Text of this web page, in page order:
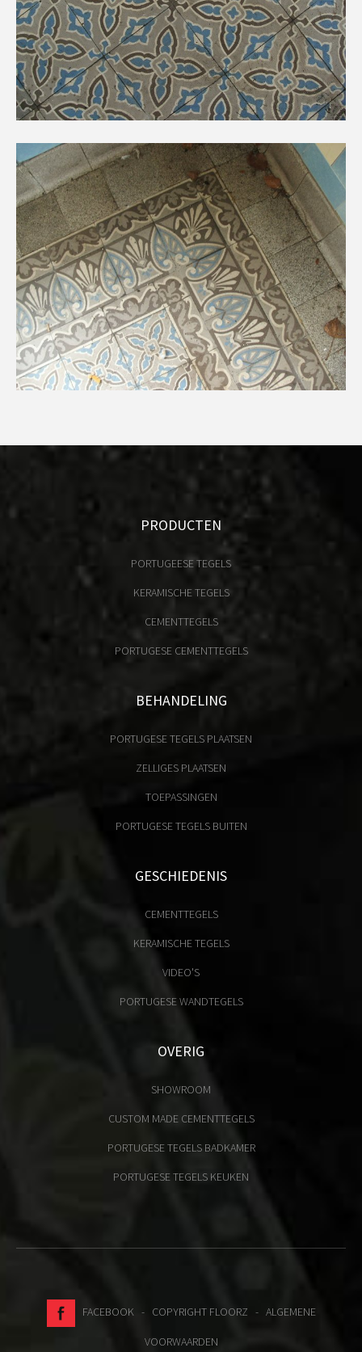
PRODUCTEN
PORTUGEESE TEGELS
KERAMISCHE TEGELS
CEMENTTEGELS
PORTUGESE CEMENTTEGELS
BEHANDELING
PORTUGESE TEGELS PLAATSEN
ZELLIGES PLAATSEN
TOEPASSINGEN
PORTUGESE TEGELS BUITEN
GESCHIEDENIS
CEMENTTEGELS
KERAMISCHE TEGELS
VIDEO'S
PORTUGESE WANDTEGELS
OVERIG
SHOWROOM
CUSTOM MADE CEMENTTEGELS
PORTUGESE TEGELS BADKAMER
PORTUGESE TEGELS KEUKEN
FACEBOOK- COPYRIGHT FLOORZ - ALGEMENE
VOORWAARDEN